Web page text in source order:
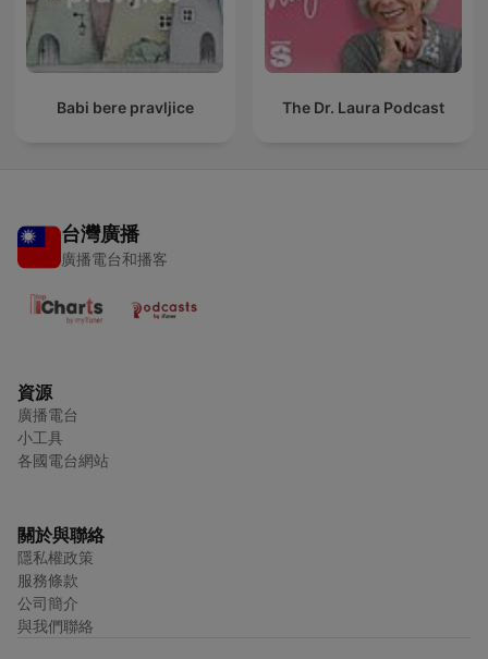
Babi bere pravljice The Dr. Laura Podcast
台灣廣播
廣播電台和播客
資源
廣播電台
小工具
各國電台網站
關於與聯絡
隱私權政策
服務條款
公司簡介
與我們聯絡